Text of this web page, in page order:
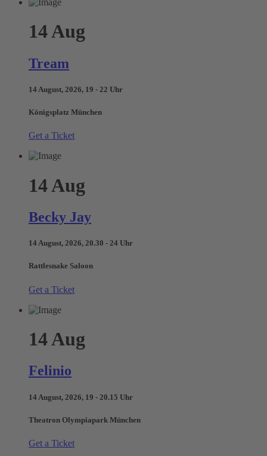
14Aug
Tream
14 August, 2026, 19 - 22 Uhr
Königsplatz München
Get a Ticket
14Aug
Becky Jay
14 August, 2026, 20.30 - 24 Uhr
Rattlesnake Saloon
Get a Ticket
14Aug
Felinio
14 August, 2026, 19 - 20.15 Uhr
Theatron Olympiapark München
Get a Ticket